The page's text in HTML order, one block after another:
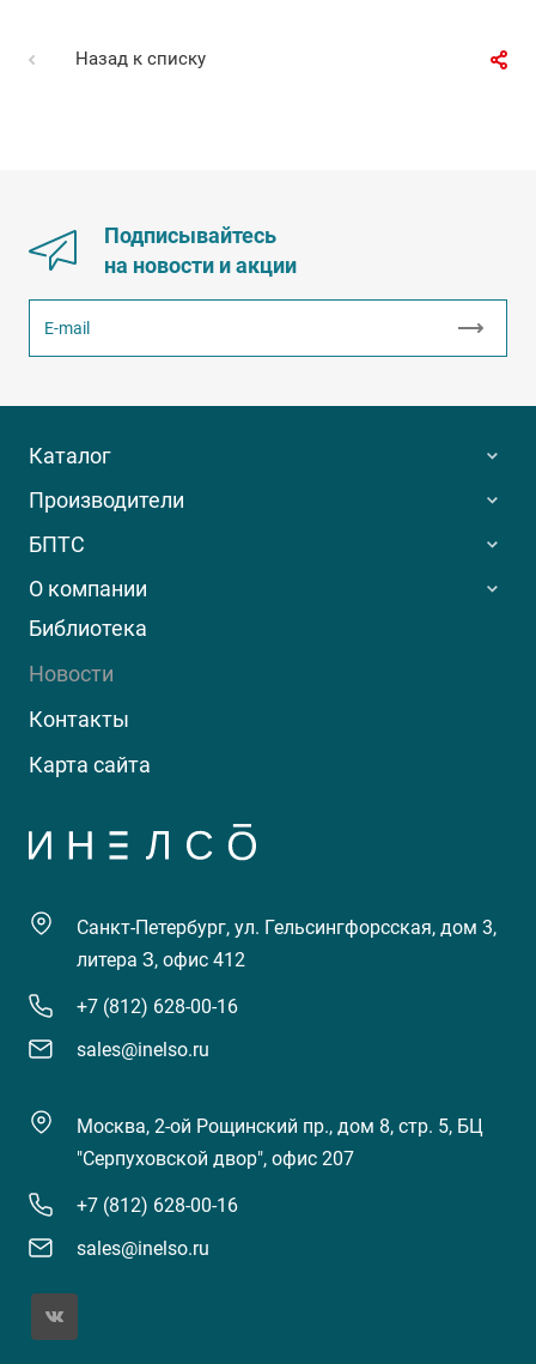
Назад к списку
Подписывайтесь
на новости и акции
Каталог
Производители
БПТС
О компании
Библиотека
Новости
Контакты
Карта сайта
Санкт-Петербург, ул. Гельсингфорсская, дом 3,
литера З, офис 412
+7 (812) 628-00-16
sales@inelso.ru
Москва, 2-ой Рощинский пр., дом 8, стр. 5, БЦ
"Серпуховской двор", офис 207
+7 (812) 628-00-16
sales@inelso.ru